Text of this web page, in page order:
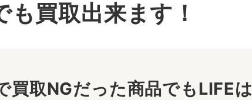
も買取出来ます！
買取NGだった商品でもLIFEは